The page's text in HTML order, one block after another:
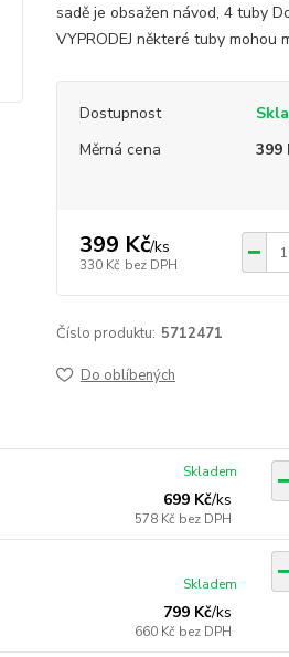
sadě je obsažen návod, 4 tuby
VYPRODEJ některé tuby mohou
Dostupnost
Měrná cena
399
399 Kč/ks
330 Kč bez DPH
Číslo produktu: 5712471
Do oblíbených
699 Kč/ks
578 Kč bez DPH
Skladem
799 Kč/ks
660 Kč bez DPH
Skladem